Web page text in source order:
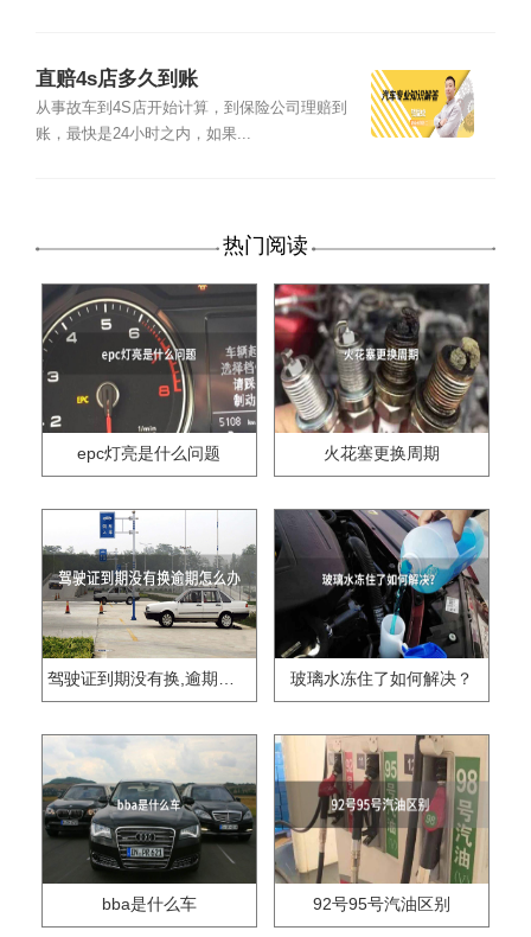
直赔4s店多久到账
从事故车到4S店开始计算，到保险公司理赔到
账，最快是24小时之内，如果...
热门阅读
epc灯亮是什么问题 火花塞更换周期
驾驶证到期没有换,逾期怎么办?? 玻璃水冻住了如何解决？
bba是什么车 92号95号汽油区别